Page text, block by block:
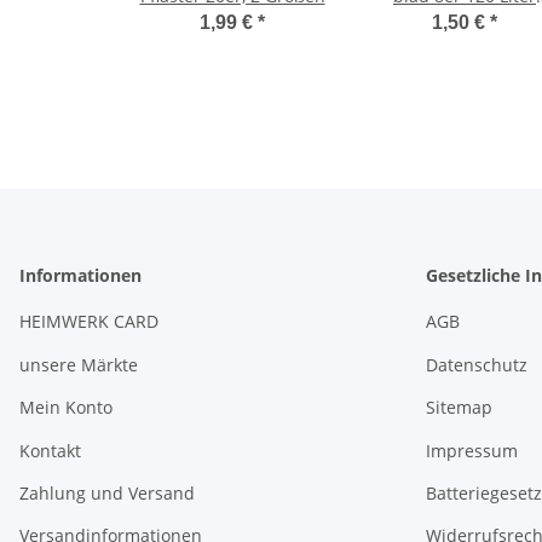
1,99 € *
70x110cm Abfallsäcke
1,50 € *
Informationen
HEIMWERK CARD
unsere Märkte
Mein Konto
Kontakt
Zahlung und Versand
Versandinformationen
Gesetzliche
AGB
Datenschutz
Sitemap
Impressum